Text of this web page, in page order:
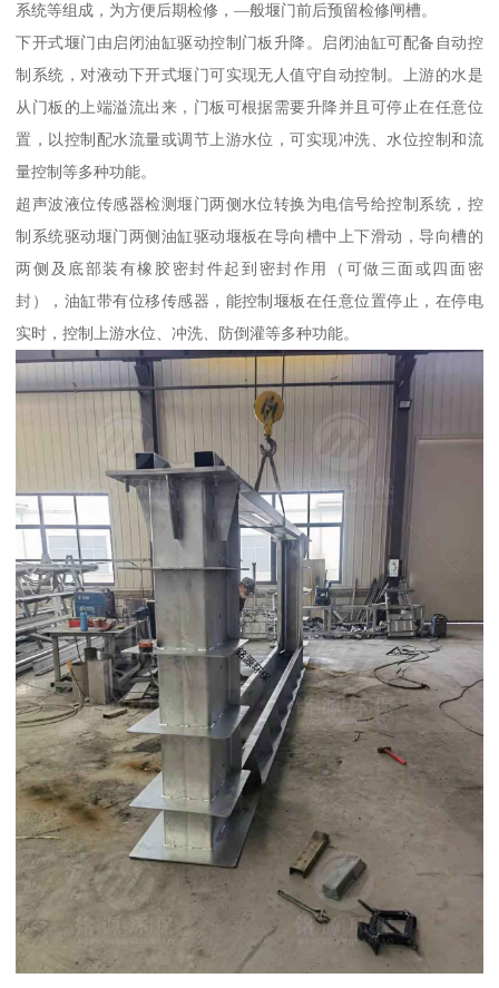
系统等组成，为方便后期检修，—般堰门前后预留检修闸槽。
下开式堰门由启闭油缸驱动控制门板升降。启闭油缸可配备自动控
制系统，对液动下开式堰门可实现无人值守自动控制。上游的水是
从门板的上端溢流出来，门板可根据需要升降并且可停止在任意位
置，以控制配水流量或调节上游水位，可实现冲洗、水位控制和流
量控制等多种功能。
超声波液位传感器检测堰门两侧水位转换为电信号给控制系统，控
制系统驱动堰门两侧油缸驱动堰板在导向槽中上下滑动，导向槽的
两侧及底部装有橡胶密封件起到密封作用（可做三面或四面密
封），油缸带有位移传感器，能控制堰板在任意位置停止，在停电
实时，控制上游水位、冲洗、防倒灌等多种功能。